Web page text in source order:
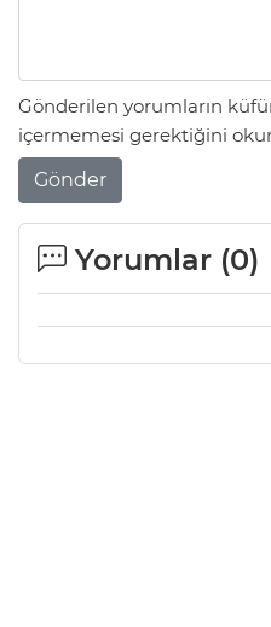
Gönderilen yorumların
içermemesi gerektiğini
Gönder
Yorumlar (0)